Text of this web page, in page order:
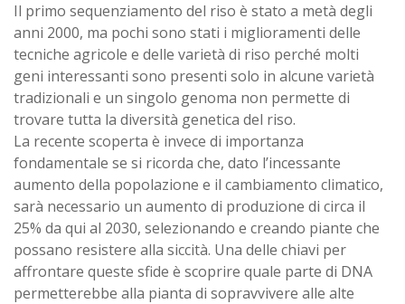
Il primo sequenziamento del riso è stato a metà degli
anni 2000, ma pochi sono stati i miglioramenti delle
tecniche agricole e delle varietà di riso perché molti
geni interessanti sono presenti solo in alcune varietà
tradizionali e un singolo genoma non permette di
trovare tutta la diversità genetica del riso.
La recente scoperta è invece di importanza
fondamentale se si ricorda che, dato l’incessante
aumento della popolazione e il cambiamento climatico,
sarà necessario un aumento di produzione di circa il
25% da qui al 2030, selezionando e creando piante che
possano resistere alla siccità. Una delle chiavi per
affrontare queste sfide è scoprire quale parte di DNA
permetterebbe alla pianta di sopravvivere alle alte